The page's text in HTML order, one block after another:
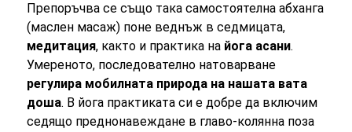
Препоръчва се също така самостоятелна абханга
(маслен масаж) поне веднъж в седмицата,
медитация, както и практика на йога асани.
Умереното, последователно натоварване
регулира мобилната природа на нашата вата
доша. В йога практиката си е добре да включим
седящо преднонавеждане в главо-колянна поза